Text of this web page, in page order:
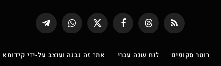
RSS
Threads פייסבוק
X
(טוויטר)
WhatsApp
Telegram
רוטר סקופים לוח שנה עברי אתר זה נבנה ועוצב על-ידי קידומא